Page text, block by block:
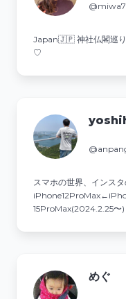
Japan🇯🇵 神社仏閣巡
♡
スマホの世界、インス
15ProMax(2024.2.25〜)
めぐ